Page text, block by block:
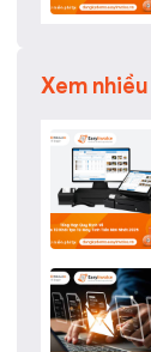
Xem nhiều